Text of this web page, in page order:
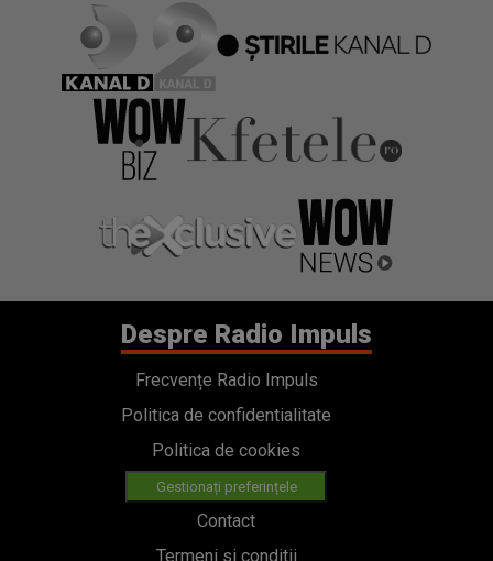
Despre Radio Impuls
Frecvențe Radio Impuls
Politica de confidentialitate
Politica de cookies
Gestionați preferințele
Contact
Termeni si conditii